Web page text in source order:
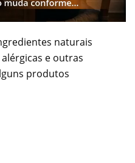
naturais
e outras
produtos